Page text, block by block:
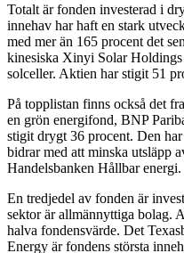
Totalt är fonden investerad i
innehav har haft en stark
med mer än 165 procent det
kinesiska Xinyi Solar Holdings
solceller. Aktien har stigit 51
På topplistan finns också det
en grön energifond, BNP
stigit drygt 36 procent. Den
bidrar med att minska utsläpp
Handelsbanken Hållbar energi.
En tredjedel av fonden är
sektor är allmännyttiga bolag.
halva fondensvärde. Det
Energy är fondens största